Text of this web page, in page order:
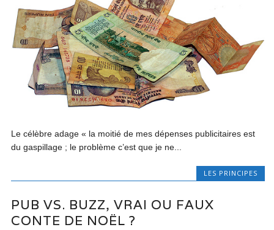
Le célèbre adage « la moitié de mes dépenses publicitaires est
du gaspillage ; le problème c’est que je ne...
LES PRINCIPES
PUB VS. BUZZ, VRAI OU FAUX
CONTE DE NOËL ?